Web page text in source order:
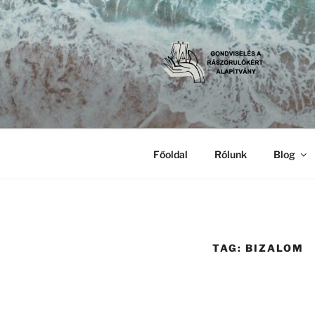
Skip
to
content
Gondviselés a Rászorulókért
Főoldal Rólunk Blog
TAG: BIZALOM